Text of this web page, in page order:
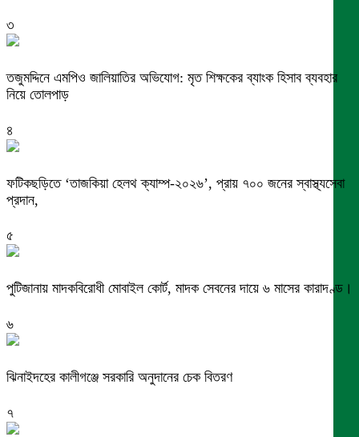
৩
তজুমদ্দিনে এমপিও জালিয়াতির অভিযোগ: মৃত শিক্ষকের ব্যাংক হিসাব ব্যবহার
নিয়ে তোলপাড়
৪
ফটিকছড়িতে ‘তাজকিয়া হেলথ ক্যাম্প-২০২৬’, প্রায় ৭০০ জনের স্বাস্থ্যসেবা
প্রদান,
৫
পুটিজানায় মাদকবিরোধী মোবাইল কোর্ট, মাদক সেবনের দায়ে ৬ মাসের কারাদণ্ড।
৬
ঝিনাইদহের কালীগঞ্জে সরকারি অনুদানের চেক বিতরণ
৭